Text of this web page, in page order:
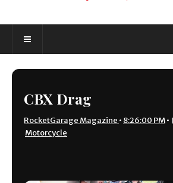
CBX Drag
RocketGarage Magazine • 8:26:00 PM•
Motorcycle